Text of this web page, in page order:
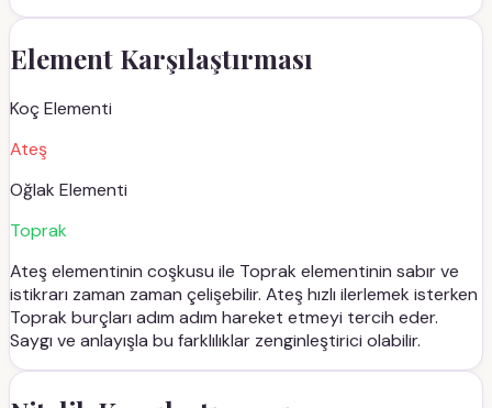
Element Karşılaştırması
KoçElementi
Ateş
Oğlak Elementi
Toprak
Ateş elementinin coşkusu ile Toprak elementinin sabır ve
istikrarı zaman zaman çelişebilir. Ateş hızlı ilerlemek isterken
Toprak burçları adım adım hareket etmeyi tercih eder.
Saygı ve anlayışla bu farklılıklar zenginleştirici olabilir.